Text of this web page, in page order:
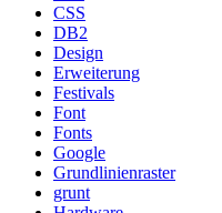
CSS
DB2
Design
Erweiterung
Festivals
Font
Fonts
Google
Grundlinienraster
grunt